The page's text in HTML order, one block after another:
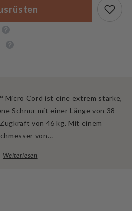
Micro Cord ist eine extrem starke,
Schnur mit einer Länge von 38
von 46 kg. Mit einem
von…
Weiterlesen